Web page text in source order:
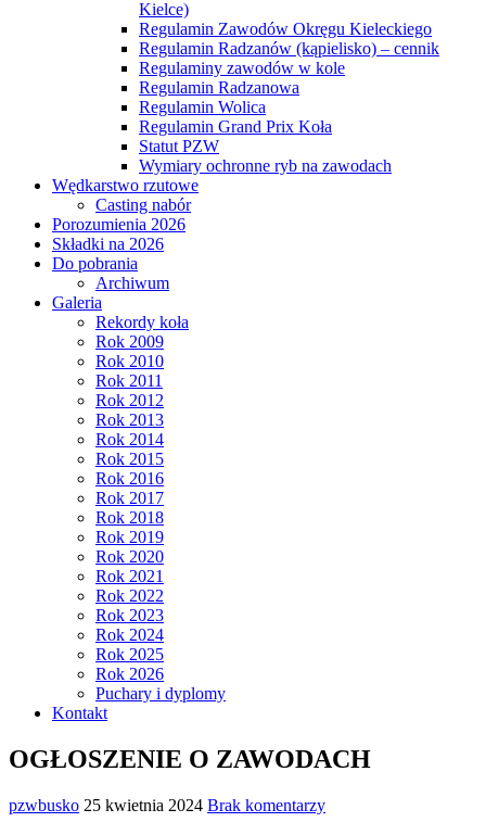
Kielce)
Regulamin Zawodów Okręgu Kieleckiego
Regulamin Radzanów (kąpielisko) – cennik
Regulaminy zawodów w kole
Regulamin Radzanowa
Regulamin Wolica
Regulamin Grand Prix Koła
Statut PZW
Wymiary ochronne ryb na zawodach
Wędkarstwo rzutowe
Casting nabór
Porozumienia 2026
Składki na 2026
Do pobrania
Archiwum
Galeria
Rekordy koła
Rok 2009
Rok 2010
Rok 2011
Rok 2012
Rok 2013
Rok 2014
Rok 2015
Rok 2016
Rok 2017
Rok 2018
Rok 2019
Rok 2020
Rok 2021
Rok 2022
Rok 2023
Rok 2024
Rok 2025
Rok 2026
Puchary i dyplomy
Kontakt
OGŁOSZENIE O ZAWODACH
pzwbusko 25 kwietnia 2024 Brak komentarzy